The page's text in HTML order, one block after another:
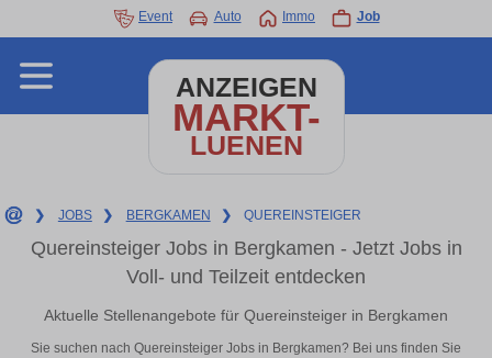
Event Auto Immo Job
ANZEIGEN
MARKT-
LUENEN
❯ JOBS ❯ BERGKAMEN ❯ QUEREINSTEIGER
Quereinsteiger Jobs in Bergkamen - Jetzt Jobs in
Voll- und Teilzeit entdecken
Aktuelle Stellenangebote für Quereinsteiger in Bergkamen
Sie suchen nach Quereinsteiger Jobs in Bergkamen? Bei uns finden Sie